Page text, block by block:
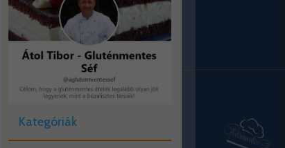
Kategóriák